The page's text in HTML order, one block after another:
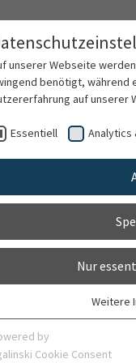
und
Prävention
& Beratung
(HEINS)
Projektzeitraum:
unserer Webseite
benötigt, während
auf unserer
Essentiell Analytics
Nur
Essentielle Cookies
benötigt. Dadurch ist
Weitere
by
Cookie Consent